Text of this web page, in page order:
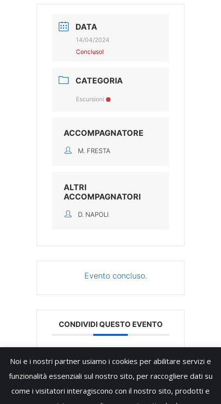
DATA
14/04/2024
Concluso!
CATEGORIA
Escursioni
ACCOMPAGNATORE
M. FRESTA
ALTRI
ACCOMPAGNATORI
D. NAPOLI
Evento concluso.
CONDIVIDI QUESTO EVENTO
Noi e i nostri partner usiamo i cookies per abilitare servizi e
funzionalità essenziali sul nostro sito, per raccogliere dati su
come i visitatori interagiscono con il nostro sito, prodotti e